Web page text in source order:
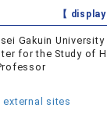
【
Gakuin University
for the Study of
external sites